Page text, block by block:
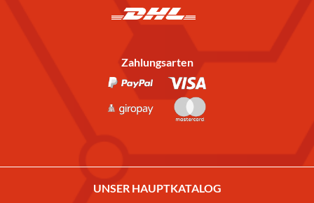
Zahlungsarten
UNSER HAUPTKATALOG